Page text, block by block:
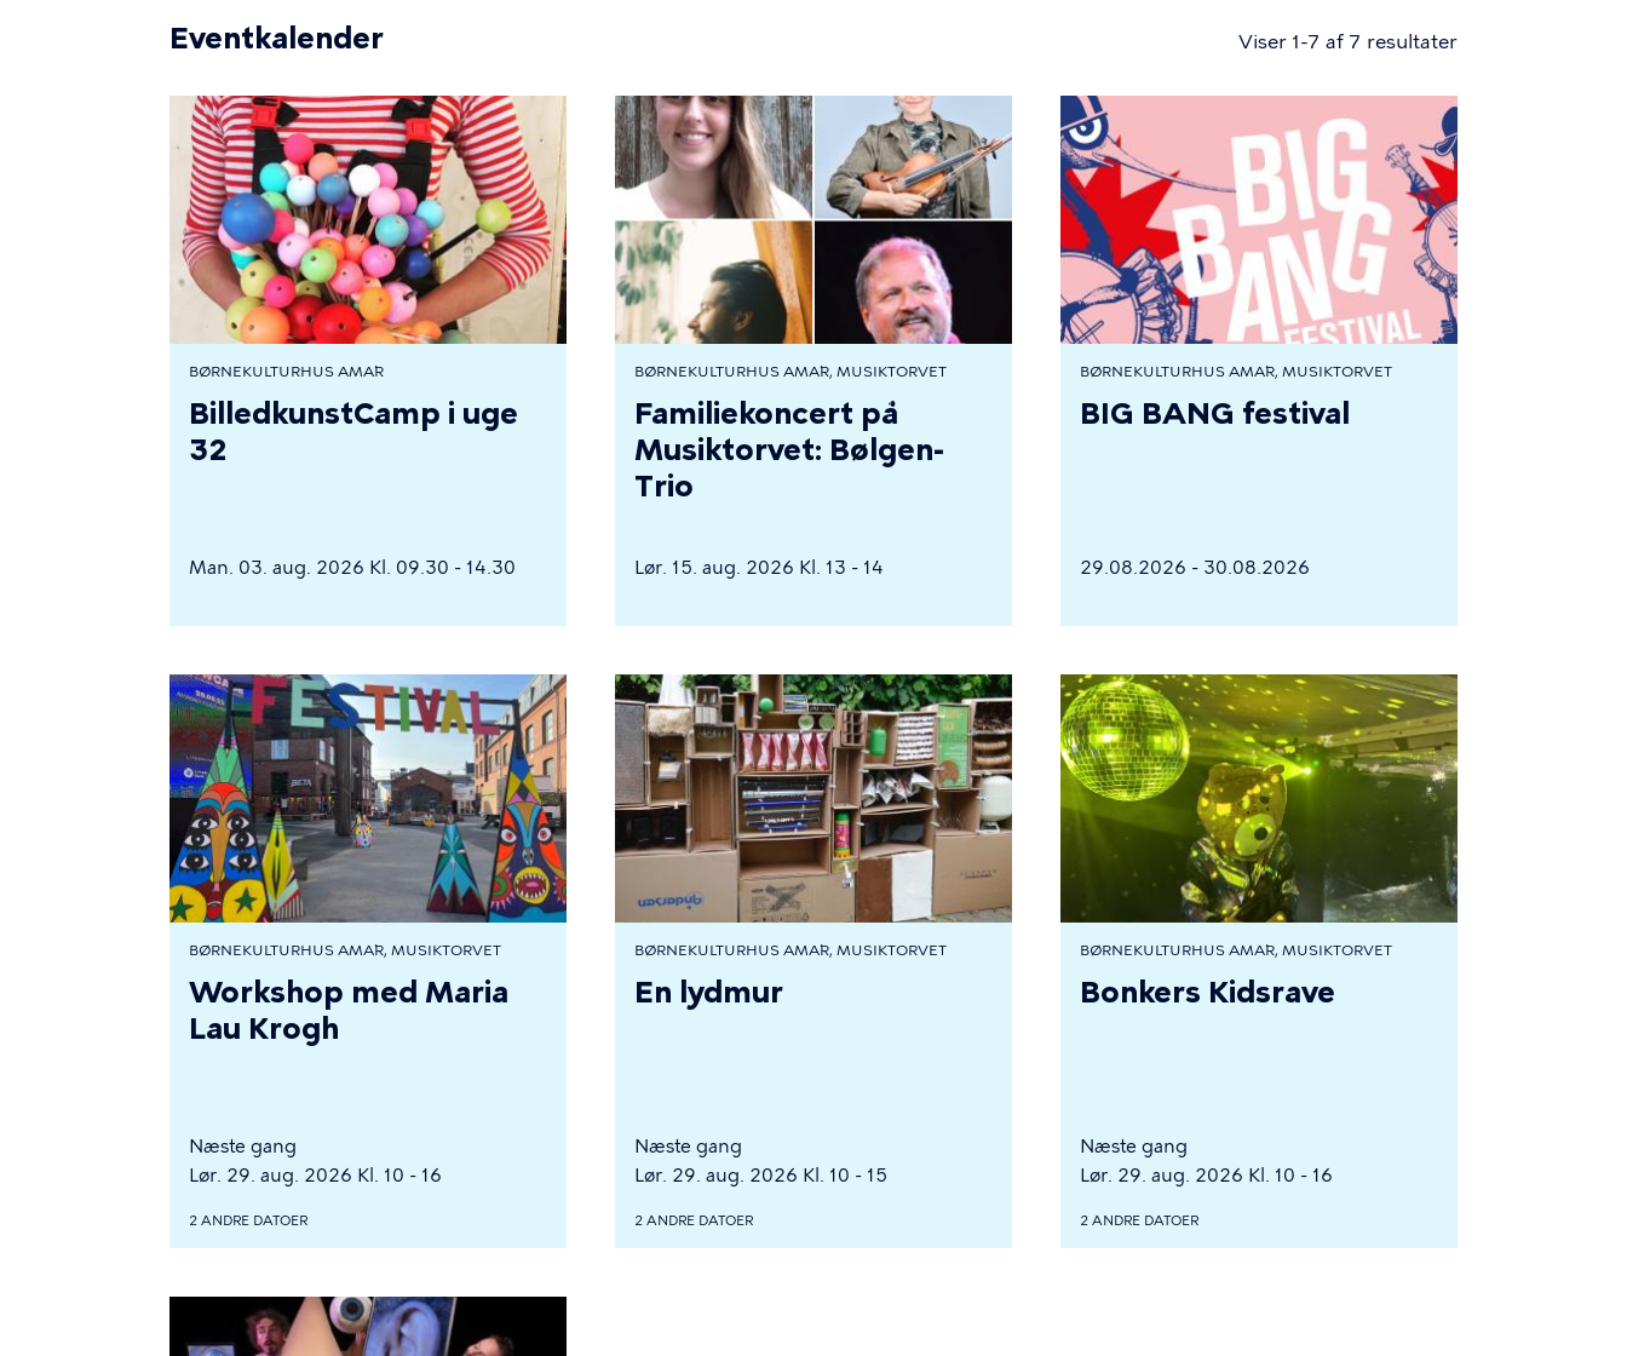
Eventkalender Viser 1-7 af 7 resultater
BØRNEKULTURHUS AMA´R
BilledkunstCamp i uge
32
Man. 03. aug. 2026 Kl. 09.30 - 14.30
BØRNEKULTURHUS AMA´R, MUSIKTORVET
Familiekoncert på
Musiktorvet: Bølgen-
Trio
Lør. 15. aug. 2026 Kl. 13 - 14
BØRNEKULTURHUS AMA´R, MUSIKTORVET
BIG BANG festival
29.08.2026 - 30.08.2026
BØRNEKULTURHUS AMA´R, MUSIKTORVET
Workshop med Maria
Lau Krogh
Næste gang
Lør. 29. aug. 2026 Kl. 10 - 16
2 ANDRE DATOER
BØRNEKULTURHUS AMA´R, MUSIKTORVET
En lydmur
Næste gang
Lør. 29. aug. 2026 Kl. 10 - 15
2 ANDRE DATOER
BØRNEKULTURHUS AMA´R, MUSIKTORVET
Bonkers Kidsrave
Næste gang
Lør. 29. aug. 2026 Kl. 10 - 16
2 ANDRE DATOER